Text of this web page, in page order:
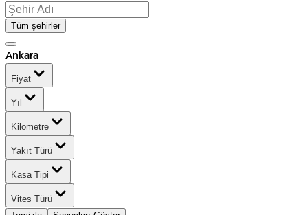
Tüm şehirler
Ankara
Fiyat
Yıl
Kilometre
Yakıt Türü
Kasa Tipi
Vites Türü